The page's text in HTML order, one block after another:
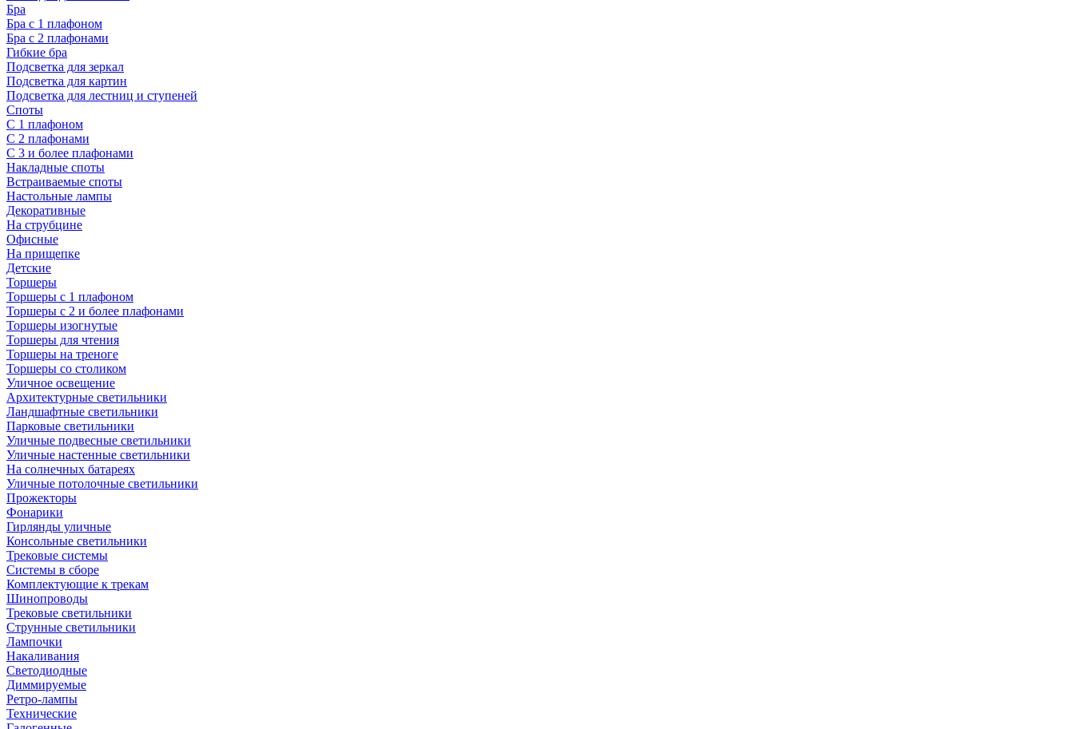
Бра
Бра с 1 плафоном
Бра с 2 плафонами
Гибкие бра
Подсветка для зеркал
Подсветка для картин
Подсветка для лестниц и ступеней
Споты
С 1 плафоном
С 2 плафонами
С 3 и более плафонами
Накладные споты
Встраиваемые споты
Настольные лампы
Декоративные
На струбцине
Офисные
На прищепке
Детские
Торшеры
Торшеры с 1 плафоном
Торшеры с 2 и более плафонами
Торшеры изогнутые
Торшеры для чтения
Торшеры на треноге
Торшеры со столиком
Уличное освещение
Архитектурные светильники
Ландшафтные светильники
Парковые светильники
Уличные подвесные светильники
Уличные настенные светильники
На солнечных батареях
Уличные потолочные светильники
Прожекторы
Фонарики
Гирлянды уличные
Консольные светильники
Трековые системы
Системы в сборе
Комплектующие к трекам
Шинопроводы
Трековые светильники
Струнные светильники
Лампочки
Накаливания
Светодиодные
Диммируемые
Ретро-лампы
Технические